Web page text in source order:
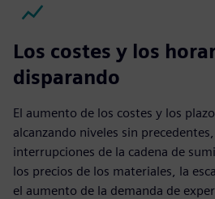
Los costes y los
disparando
El aumento de los costes y los
alcanzando niveles sin
interrupciones de la cadena de
los precios de los materiales, la
el aumento de la demanda de